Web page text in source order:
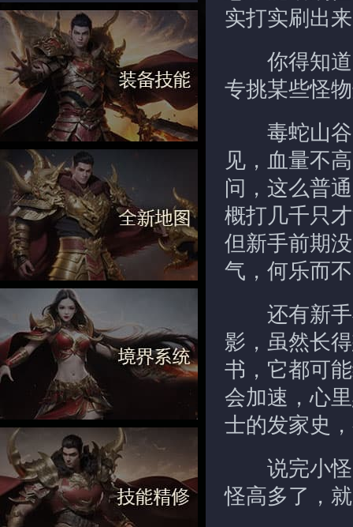
实打实刷出
你得知道
专挑某些怪
毒蛇山谷
见，血量不
问，这么普
概打几千只
但新手前期
气，何乐而
还有新手
影，虽然长
书，它都可
会加速，心
士的发家史
说完小怪
怪高多了，